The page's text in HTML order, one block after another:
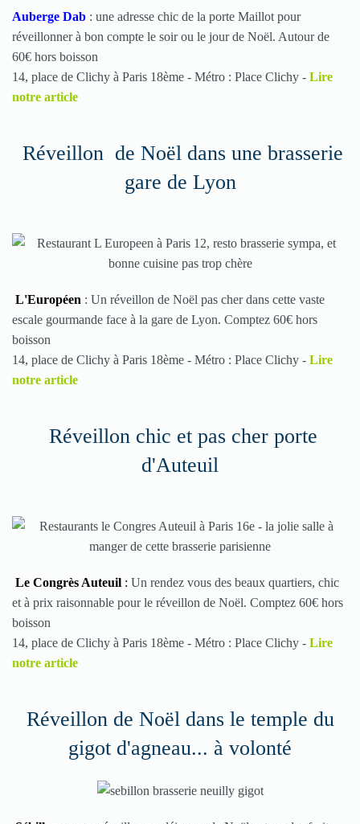
Auberge Dab : une adresse chic de la porte Maillot pour
réveillonner à bon compte le soir ou le jour de Noël. Autour de
60€ hors boisson
14, place de Clichy à Paris 18ème - Métro : Place Clichy - Lire
notre article
Réveillon de Noël dans une brasserie
gare de Lyon
L'Européen : Un réveillon de Noël pas cher dans cette vaste
escale gourmande face à la gare de Lyon. Comptez 60€ hors
boisson
14, place de Clichy à Paris 18ème - Métro : Place Clichy - Lire
notre article
Réveillon chic et pas cher porte
d'Auteuil
Le Congrès Auteuil : Un rendez vous des beaux quartiers, chic
et à prix raisonnable pour le réveillon de Noël. Comptez 60€ hors
boisson
14, place de Clichy à Paris 18ème - Métro : Place Clichy - Lire
notre article
Réveillon de Noël dans le temple du
gigot d'agneau... à volonté